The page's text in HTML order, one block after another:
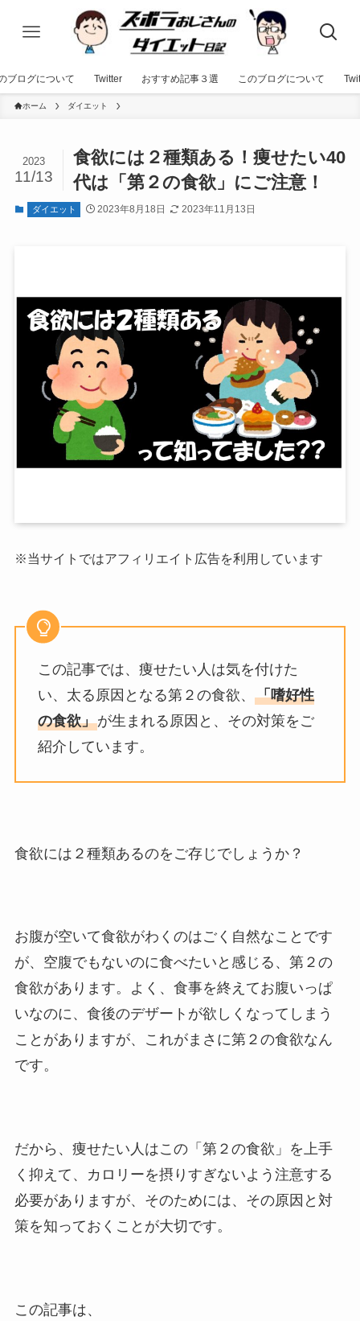
ブログについて Twitter おすすめ記事３選 このブログについて
ホーム ダイエット
食欲には２種類ある！痩せたい40
代は「第２の食欲」にご注意！
2023
11/13
ダイエット 2023年8月18日 2023年11月13日
※当サイトではアフィリエイト広告を利用しています
この記事では、痩せたい人は気を付けた
い、太る原因となる第２の食欲、 「嗜好性
の食欲」が生まれる原因と、その対策をご
紹介しています。
食欲には２種類あるのをご存じでしょうか？
お腹が空いて食欲がわくのはごく自然なことです
が、空腹でもないのに食べたいと感じる、第２の
食欲があります。よく、食事を終えてお腹いっぱ
いなのに、食後のデザートが欲しくなってしまう
ことがありますが、これがまさに第２の食欲なん
です。
だから、痩せたい人はこの「第２の食欲」を上手
く抑えて、カロリーを摂りすぎないよう注意する
必要がありますが、そのためには、その原因と対
策を知っておくことが大切です。
この記事は、